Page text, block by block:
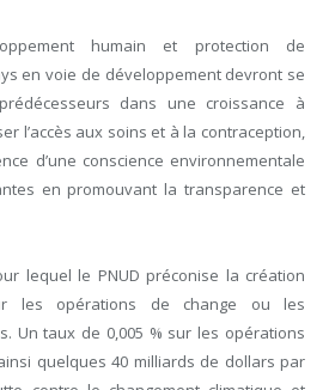
humain et protection de
en voie de développement devront se
dans une croissance à
l’accès aux soins et à la contraception,
d’une conscience environnementale
en promouvant la transparence et
lequel le PNUD préconise la création
les opérations de change ou les
Un taux de 0,005 % sur les opérations
quelques 40 milliards de dollars par